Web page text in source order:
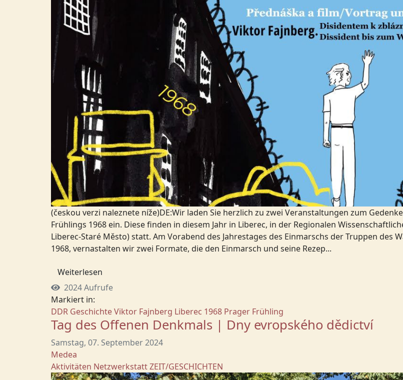
(českou verzi naleznete níže)DE:Wir laden Sie herzlich zu zwei Veranstaltungen zum
Frühlings 1968 ein. Diese finden in diesem Jahr in Liberec, in der Regionalen
Liberec-Staré Město) statt. Am Vorabend des Jahrestages des Einmarschs der Truppen des
1968, vernastalten wir zwei Formate, die den Einmarsch und seine Rezep...
Weiterlesen
2024 Aufrufe
Markiert in:
DDR GeschichteViktor Fajnberg Liberec 1968 Prager Frühling
Tag des Offenen Denkmals | Dny evropského dědictví
Samstag, 07. September 2024
Medea
Aktivitäten NetzwerkstattZEIT/GESCHICHTEN